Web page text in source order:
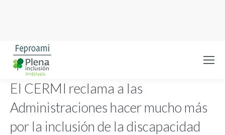
El CERMI reclama a las
Administraciones hacer mucho más
por la inclusión de la discapacidad